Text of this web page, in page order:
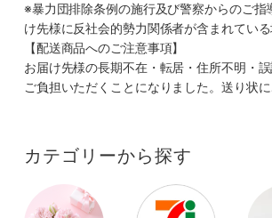
※暴力団排除条例の施行及び警察からのご
け先様に反社会的勢力関係者が含まれてい
【配送商品へのご注意事項】
お届け先様の長期不在・転居・住所不明・
ご負担いただくことになりました。送り状
カテゴリーから探す